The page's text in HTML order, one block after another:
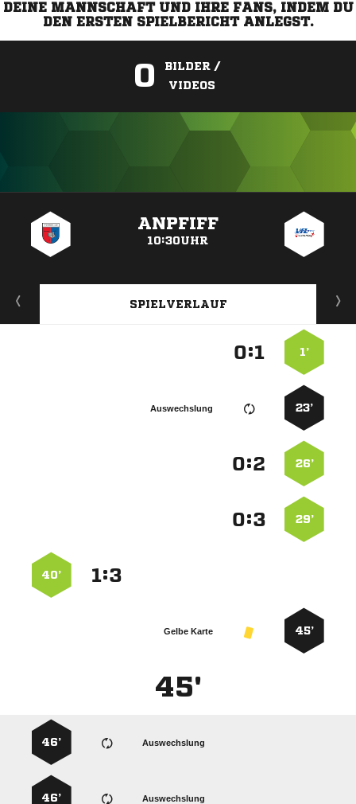
DEINE MANNSCHAFT UND IHRE FANS, INDEM DU
DEN ERSTEN SPIELBERICHT ANLEGST.
0
BILDER /
VIDEOS
ANPFIFF
10:30UHR
SPIELVERLAUF
1’
:
23’
Auswechslung
26’
:
29’
:
:
40’
45’
Gelbe Karte
45'
Auswechslung
46’
Auswechslung
46’